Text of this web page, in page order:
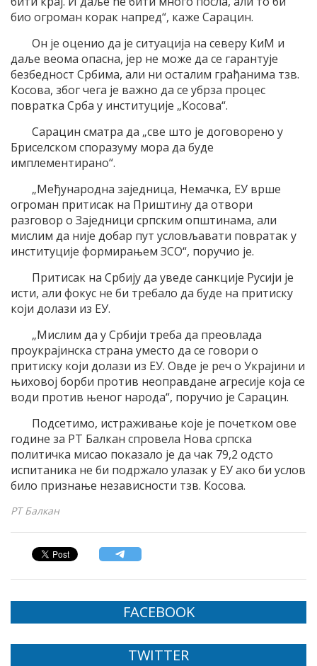
био огроман корак напред“, каже Сарацин.
Он је оценио да је ситуација на северу КиМ и
даље веома опасна, јер не може да се гарантује
безбедност Србима, али ни осталим грађанима тзв.
Косова, због чега је важно да се убрза процес
повратка Срба у институције „Косова“.
Сарацин сматра да „све што је договорено у
Бриселском споразуму мора да буде
имплементирано“.
„Међународна заједница, Немачка, ЕУ врше
огроман притисак на Приштину да отвори
разговор о Заједници српским општинама, али
мислим да није добар пут условљавати повратак у
институције формирањем ЗСО“, поручио је.
Притисак на Србију да уведе санкције Русији је
исти, али фокус не би требало да буде на притиску
који долази из ЕУ.
„Мислим да у Србији треба да преовлада
проукрајинска страна уместо да се говори о
притиску који долази из ЕУ. Овде је реч о Украјини и
њиховој борби против неоправдане агресије која се
води против њеног народа“, поручио је Сарацин.
Подсетимо, истраживање које је почетком ове
године за РТ Балкан спровела Нова српска
политичка мисао показало је да чак 79,2 одсто
испитаника не би подржало улазак у ЕУ ако би услов
било признање независности тзв. Косова.
РТ Балкан
FACEBOOK
TWITTER